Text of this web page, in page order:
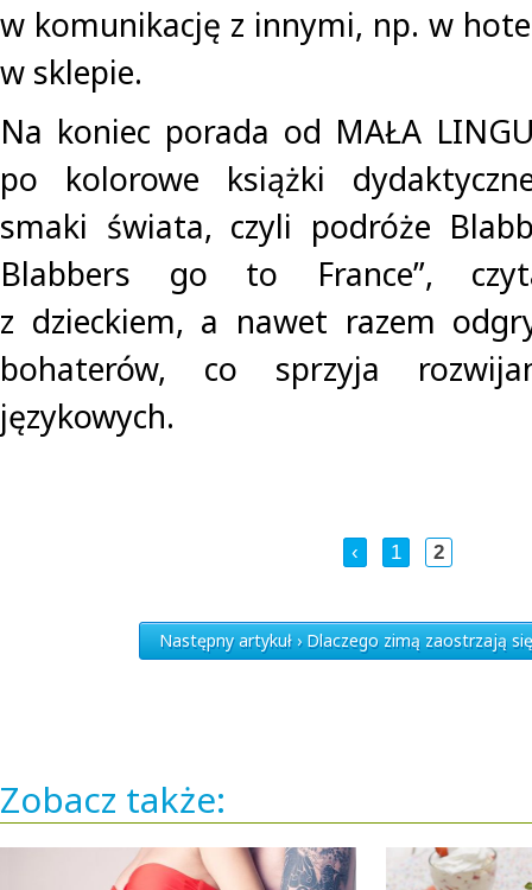
w komunikację z innymi, np. w
w sklepie.
Na koniec porada od MAŁA
po kolorowe książki
smaki świata, czyli podróże
Blabbers go to France”,
z dzieckiem, a nawet razem
bohaterów, co sprzyja
językowych.
‹ 1 2
Następny artykuł › Dlaczego zimą zaostrzają
Zobacz także: